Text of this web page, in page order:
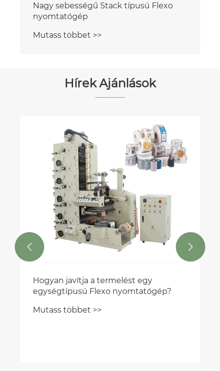
Nagy sebességű Stack típusú Flexo
nyomtatógép
Mutass többet >>
Hírek Ajánlások
Hogyan javítja a termelést egy
egységtípusú Flexo nyomtatógép?
Mutass többet >>
 